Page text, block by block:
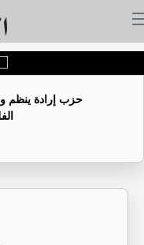
حزب إرادة ينظم